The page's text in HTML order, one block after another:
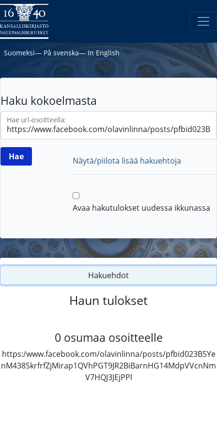
Suomeksi― På svenska― In English
Haku kokoelmasta
Hae url-osoitteella:
Näytä/piilota lisää hakuehtoja
Avaa hakutulokset uudessa ikkunassa
Hakuehdot
Haun tulokset
0 osumaa osoitteelle
https:/www.facebook.com/olavinlinna/posts/pfbid023B5Ye
nM438SkrfrfZjMirap1QVhPGT9JR2BiBarnHG14MdpVVcnNm
V7HQJ3JEjPPl